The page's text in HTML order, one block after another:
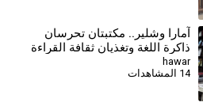
آمارا وشلير.. مكتبتان تحرسان
ذاكرة اللغة وتغذيان ثقافة القراءة
في روج آفا
hawar
14 المشاهدات